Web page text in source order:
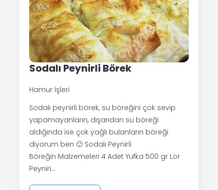
Sodalı Peynirli Börek
Hamur İşleri
Sodalı peynirli börek, su böreğini çok sevip
yapamayanların, dışarıdan su böreği
aldığında ise çok yağlı bulanların böreği
diyorum ben 🙂 Sodalı Peynirli
Böreğin Malzemeleri 4 Adet Yufka 500 gr Lor
Peyniri…